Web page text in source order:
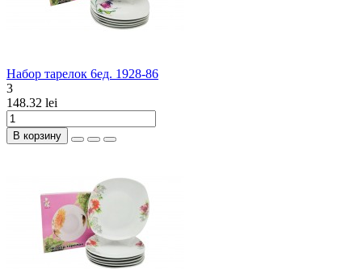
Набор тарелок 6ед. 1928-86
3
148.32 lei
В корзину